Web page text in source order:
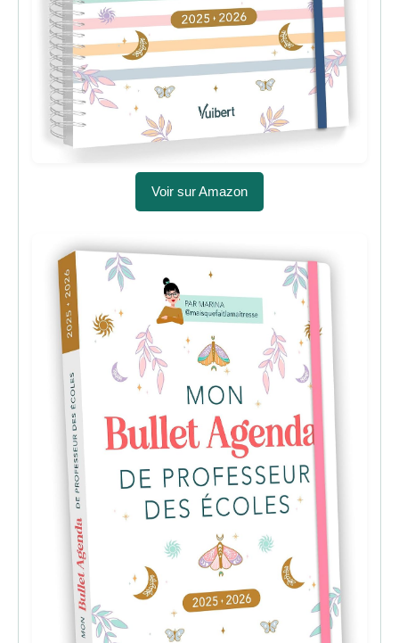
Voir sur Amazon